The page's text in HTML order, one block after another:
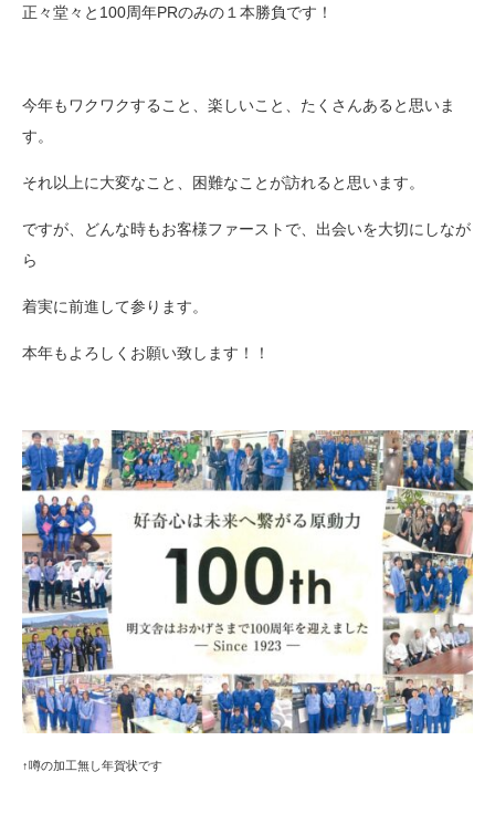
正々堂々と100周年PRのみの１本勝負です！
今年もワクワクすること、楽しいこと、たくさんあると思いま
す。
それ以上に大変なこと、困難なことが訪れると思います。
ですが、どんな時もお客様ファーストで、出会いを大切にしなが
ら
着実に前進して参ります。
本年もよろしくお願い致します！！
↑噂の加工無し年賀状です